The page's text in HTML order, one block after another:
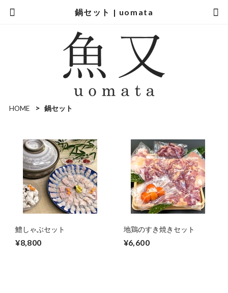
鍋セット | uomata
HOME 鍋セット
鱧しゃぶセット
¥8,800
地鶏のすき焼きセット
¥6,600